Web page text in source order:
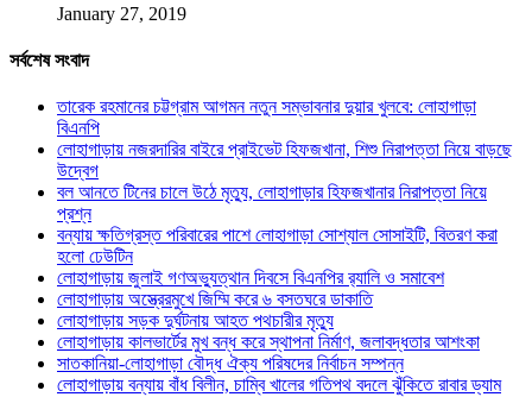
January 27, 2019
সর্বশেষ সংবাদ
তারেক রহমানের চট্টগ্রাম আগমন নতুন সম্ভাবনার দুয়ার খুলবে: লোহাগাড়া
বিএনপি
লোহাগাড়ায় নজরদারির বাইরে প্রাইভেট হিফজখানা, শিশু নিরাপত্তা নিয়ে বাড়ছে
উদ্বেগ
বল আনতে টিনের চালে উঠে মৃত্যু, লোহাগাড়ার হিফজখানার নিরাপত্তা নিয়ে
প্রশ্ন
বন্যায় ক্ষতিগ্রস্ত পরিবারের পাশে লোহাগাড়া সোশ্যাল সোসাইটি, বিতরণ করা
হলো ঢেউটিন
লোহাগাড়ায় জুলাই গণঅভ্যুত্থান দিবসে বিএনপির র‌্যালি ও সমাবেশ
লোহাগাড়ায় অস্ত্রেরমুখে জিম্মি করে ৬ বসতঘরে ডাকাতি
লোহাগাড়ায় সড়ক দুর্ঘটনায় আহত পথচারীর মৃত্যু
লোহাগাড়ায় কালভার্টের মুখ বন্ধ করে স্থাপনা নির্মাণ, জলাবদ্ধতার আশংকা
সাতকানিয়া-লোহাগাড়া বৌদ্ধ ঐক্য পরিষদের নির্বাচন সম্পন্ন
লোহাগাড়ায় বন্যায় বাঁধ বিলীন, চাম্বি খালের গতিপথ বদলে ঝুঁকিতে রাবার ড্যাম